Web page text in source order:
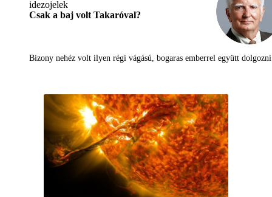
Csak a baj volt Takaróval?
Bizony nehéz volt ilyen régi vágású, bogaras emberrel együtt